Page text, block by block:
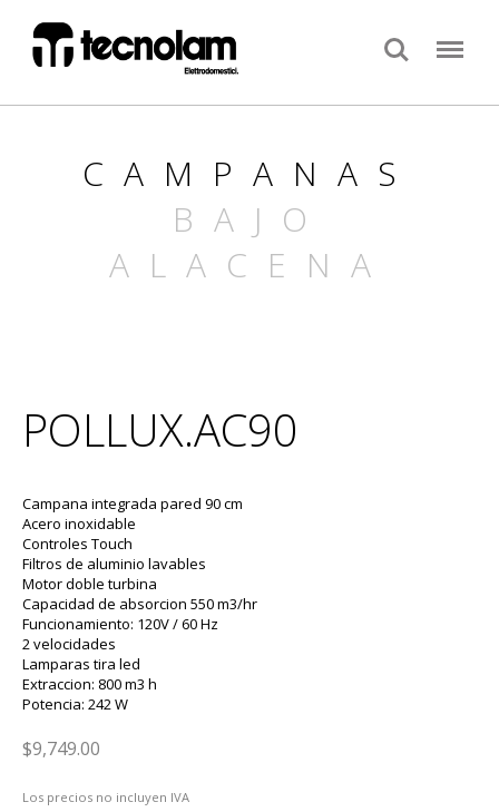
Search Menu
CAMPANAS
BAJO
ALACENA
POLLUX.AC90
Campana integrada pared 90 cm
Acero inoxidable
Controles Touch
Filtros de aluminio lavables
Motor doble turbina
Capacidad de absorcion 550 m3/hr
Funcionamiento: 120V / 60 Hz
2 velocidades
Lamparas tira led
Extraccion: 800 m3 h
Potencia: 242 W
$9,749.00
Los precios no incluyen IVA